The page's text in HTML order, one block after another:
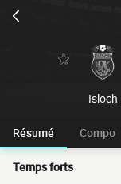
Isloch
Résumé Compo
Temps forts